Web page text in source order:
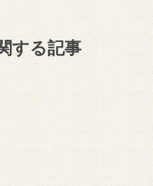
する記事